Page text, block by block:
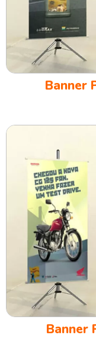
Banner
Banner